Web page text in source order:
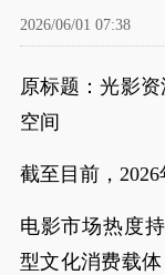
2026/06/01 07:38
原标题：光影
空间
截至目前，
电影市场热度
型文化消费载